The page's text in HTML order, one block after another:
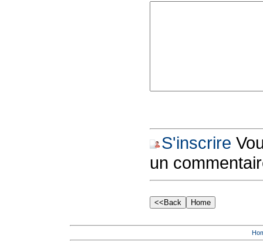
S'inscrire
un